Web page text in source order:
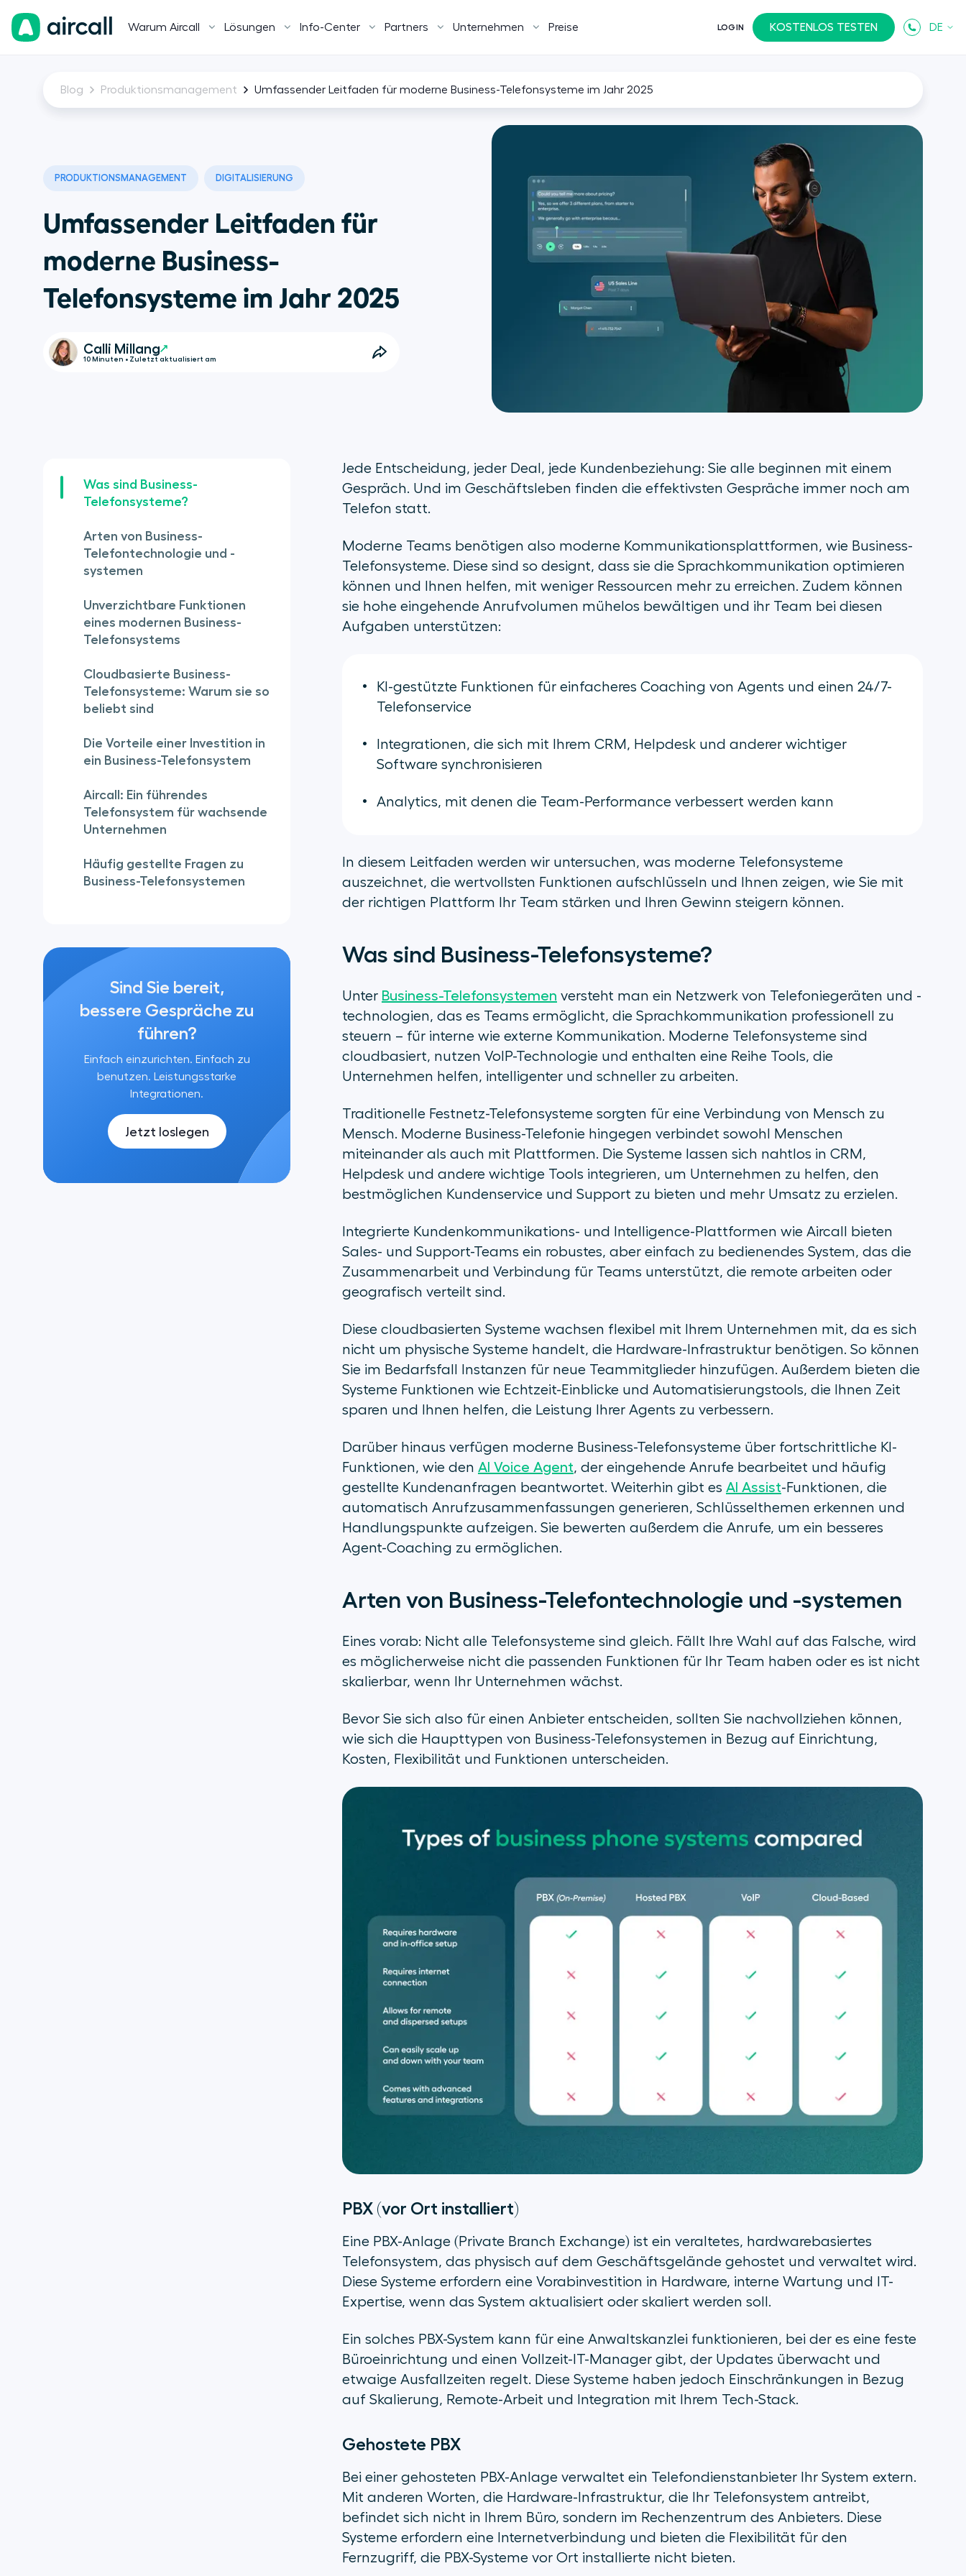
Warum Aircall Lösungen Info-Center Partners Unternehmen Preise LOGIN KOSTENLOS TESTEN DE
Blog Produktionsmanagement Umfassender Leitfaden für moderne Business-Telefonsysteme im Jahr 2025
PRODUKTIONSMANAGEMENT DIGITALISIERUNG
Umfassender Leitfaden für
moderne Business-
Telefonsysteme im Jahr 2025
Calli Millang
10 Minuten • Zuletzt aktualisiert am
Was sind Business-
Telefonsysteme?
Arten von Business-
Telefontechnologie und -
systemen
Unverzichtbare Funktionen
eines modernen Business-
Telefonsystems
Cloudbasierte Business-
Telefonsysteme: Warum sie so
beliebt sind
Die Vorteile einer Investition in
ein Business-Telefonsystem
Aircall: Ein führendes
Telefonsystem für wachsende
Unternehmen
Häufig gestellte Fragen zu
Business-Telefonsystemen
Sind Sie bereit,
bessere Gespräche zu
führen?
Einfach einzurichten. Einfach zu
benutzen. Leistungsstarke
Integrationen.
Jetzt loslegen
Jede Entscheidung, jeder Deal, jede Kundenbeziehung: Sie alle beginnen mit einem
Gespräch. Und im Geschäftsleben finden die effektivsten Gespräche immer noch am
Telefon statt.
Moderne Teams benötigen also moderne Kommunikationsplattformen, wie Business-
Telefonsysteme. Diese sind so designt, dass sie die Sprachkommunikation optimieren
können und Ihnen helfen, mit weniger Ressourcen mehr zu erreichen. Zudem können
sie hohe eingehende Anrufvolumen mühelos bewältigen und ihr Team bei diesen
Aufgaben unterstützen:
KI-gestützte Funktionen für einfacheres Coaching von Agents und einen 24/7-
Telefonservice
Integrationen, die sich mit Ihrem CRM, Helpdesk und anderer wichtiger
Software synchronisieren
Analytics, mit denen die Team-Performance verbessert werden kann
In diesem Leitfaden werden wir untersuchen, was moderne Telefonsysteme
auszeichnet, die wertvollsten Funktionen aufschlüsseln und Ihnen zeigen, wie Sie mit
der richtigen Plattform Ihr Team stärken und Ihren Gewinn steigern können.
Was sind Business-Telefonsysteme?
Unter Business-Telefonsystemen versteht man ein Netzwerk von Telefoniegeräten und -
technologien, das es Teams ermöglicht, die Sprachkommunikation professionell zu
steuern – für interne wie externe Kommunikation. Moderne Telefonsysteme sind
cloudbasiert, nutzen VoIP-Technologie und enthalten eine Reihe Tools, die
Unternehmen helfen, intelligenter und schneller zu arbeiten.
Traditionelle Festnetz-Telefonsysteme sorgten für eine Verbindung von Mensch zu
Mensch. Moderne Business-Telefonie hingegen verbindet sowohl Menschen
miteinander als auch mit Plattformen. Die Systeme lassen sich nahtlos in CRM,
Helpdesk und andere wichtige Tools integrieren, um Unternehmen zu helfen, den
bestmöglichen Kundenservice und Support zu bieten und mehr Umsatz zu erzielen.
Integrierte Kundenkommunikations- und Intelligence-Plattformen wie Aircall bieten
Sales- und Support-Teams ein robustes, aber einfach zu bedienendes System, das die
Zusammenarbeit und Verbindung für Teams unterstützt, die remote arbeiten oder
geografisch verteilt sind.
Diese cloudbasierten Systeme wachsen flexibel mit Ihrem Unternehmen mit, da es sich
nicht um physische Systeme handelt, die Hardware-Infrastruktur benötigen. So können
Sie im Bedarfsfall Instanzen für neue Teammitglieder hinzufügen. Außerdem bieten die
Systeme Funktionen wie Echtzeit-Einblicke und Automatisierungstools, die Ihnen Zeit
sparen und Ihnen helfen, die Leistung Ihrer Agents zu verbessern.
Darüber hinaus verfügen moderne Business-Telefonsysteme über fortschrittliche KI-
Funktionen, wie den AI Voice Agent, der eingehende Anrufe bearbeitet und häufig
gestellte Kundenanfragen beantwortet. Weiterhin gibt es AI Assist-Funktionen, die
automatisch Anrufzusammenfassungen generieren, Schlüsselthemen erkennen und
Handlungspunkte aufzeigen. Sie bewerten außerdem die Anrufe, um ein besseres
Agent-Coaching zu ermöglichen.
Arten von Business-Telefontechnologie und -systemen
Eines vorab: Nicht alle Telefonsysteme sind gleich. Fällt Ihre Wahl auf das Falsche, wird
es möglicherweise nicht die passenden Funktionen für Ihr Team haben oder es ist nicht
skalierbar, wenn Ihr Unternehmen wächst.
Bevor Sie sich also für einen Anbieter entscheiden, sollten Sie nachvollziehen können,
wie sich die Haupttypen von Business-Telefonsystemen in Bezug auf Einrichtung,
Kosten, Flexibilität und Funktionen unterscheiden.
PBX (vor Ort installiert)
Eine PBX-Anlage (Private Branch Exchange) ist ein veraltetes, hardwarebasiertes
Telefonsystem, das physisch auf dem Geschäftsgelände gehostet und verwaltet wird.
Diese Systeme erfordern eine Vorabinvestition in Hardware, interne Wartung und IT-
Expertise, wenn das System aktualisiert oder skaliert werden soll.
Ein solches PBX-System kann für eine Anwaltskanzlei funktionieren, bei der es eine feste
Büroeinrichtung und einen Vollzeit-IT-Manager gibt, der Updates überwacht und
etwaige Ausfallzeiten regelt. Diese Systeme haben jedoch Einschränkungen in Bezug
auf Skalierung, Remote-Arbeit und Integration mit Ihrem Tech-Stack.
Gehostete PBX
Bei einer gehosteten PBX-Anlage verwaltet ein Telefondienstanbieter Ihr System extern.
Mit anderen Worten, die Hardware-Infrastruktur, die Ihr Telefonsystem antreibt,
befindet sich nicht in Ihrem Büro, sondern im Rechenzentrum des Anbieters. Diese
Systeme erfordern eine Internetverbindung und bieten die Flexibilität für den
Fernzugriff, die PBX-Systeme vor Ort installierte nicht bieten.